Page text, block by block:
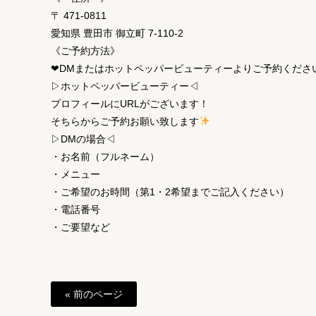
〒 471-0811
愛知県 豊田市 御立町 7-110-2
《ご予約方法》
❤︎DMまたはホットペッパービューティーよりご予約くださ
▷ホットペッパービューティー◁
プロフィールにURLがございます！
そちらからご予約お願い致します
▷DMの場合◁
・お名前（フルネーム）
・メニュー
・ご希望のお時間（第1・2希望までご記入ください）
・電話番号
・ご要望など
« 前のページ